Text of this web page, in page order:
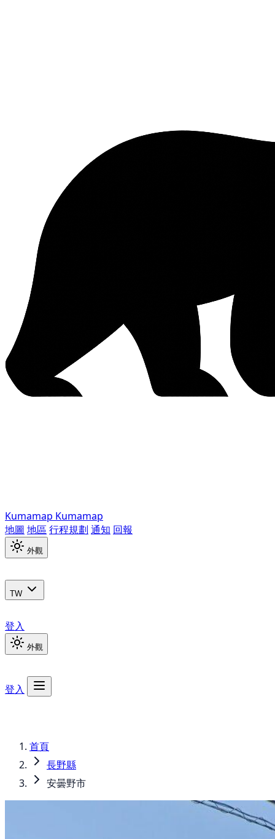
Kumamap Kumamap
地圖 地區 行程規劃 通知 回報
外觀
TW
登入
外觀
登入
首頁
長野縣
安曇野市